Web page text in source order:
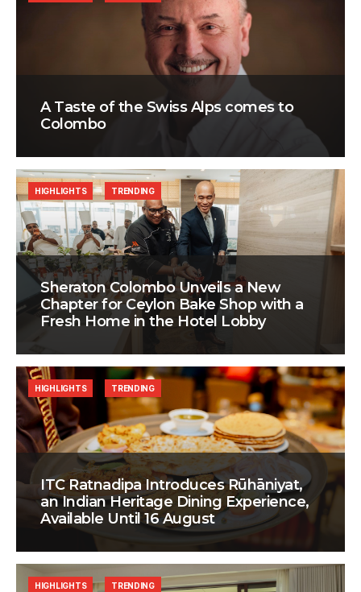
A Taste of the Swiss Alps comes to
Colombo
Sheraton Colombo Unveils a New
Chapter for Ceylon Bake Shop with a
Fresh Home in the Hotel Lobby
HIGHLIGHTS TRENDING
ITC Ratnadipa Introduces Rūhāniyat,
an Indian Heritage Dining Experience,
Available Until 16 August
HIGHLIGHTS TRENDING
HIGHLIGHTS TRENDING